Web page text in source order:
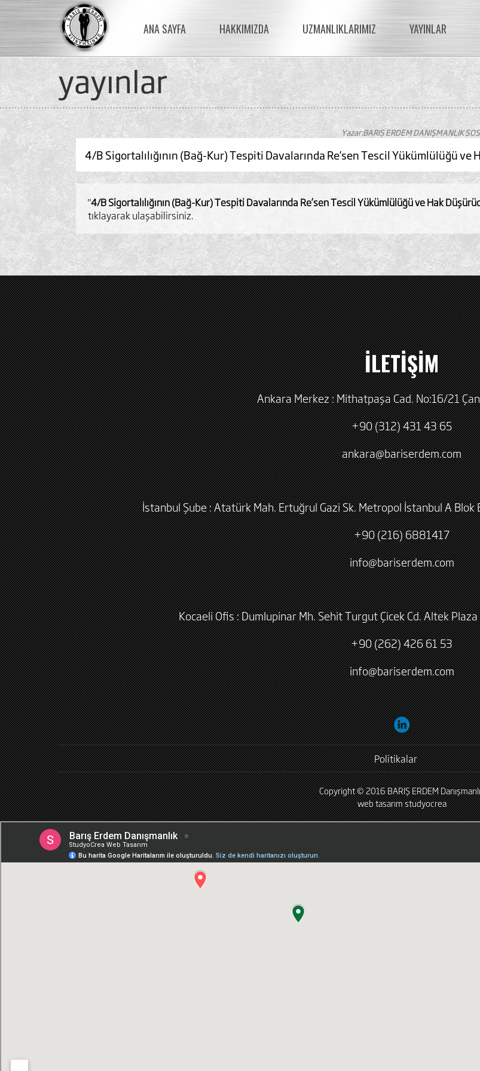
ANA SAYFA HAKKIMIZDA UZMANLIKLARIMIZ YAYINLAR
yayinlar
Yazar:BARIŞ ERDEM DANIŞMANLIK
4/B Sigortalılığının (Bağ-Kur) Tespiti Davalarında Re’sen Tescil Yükümlülüğü ve
"4/B Sigortalılığının (Bağ-Kur) Tespiti Davalarında Re’sen Tescil Yükümlülüğü ve Hak
tıklayarak ulaşabilirsiniz.
İLETİŞİM
Ankara Merkez : Mithatpaşa Cad. No:16/21
+90 (312) 431 43 65
ankara@bariserdem.com
İstanbul Şube : Atatürk Mah. Ertuğrul Gazi Sk. Metropol İstanbul A
+90 (216) 6881417
info@bariserdem.com
Kocaeli Ofis : Dumlupinar Mh. Sehit Turgut Çicek Cd. Altek
+90 (262) 426 61 53
info@bariserdem.com
Politikalar
Copyright © 2016 BARIŞ ERDEM
web tasarımstudyocrea